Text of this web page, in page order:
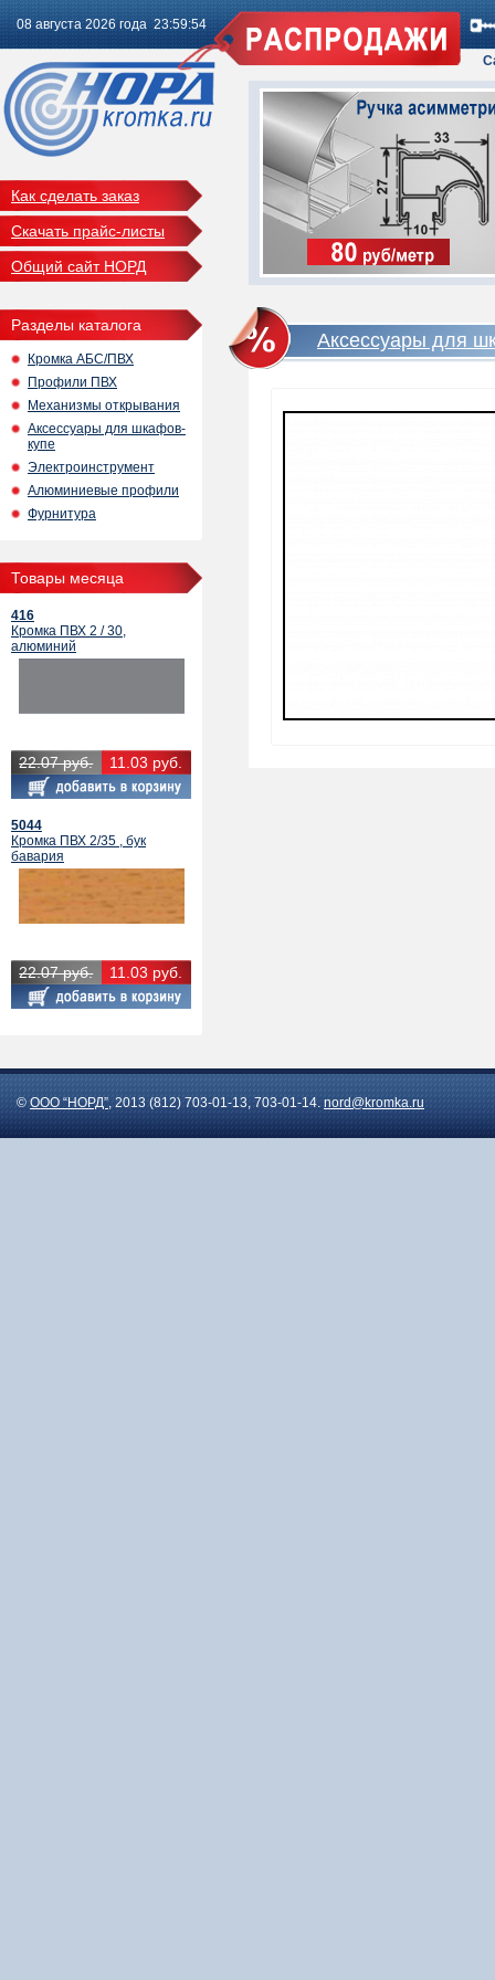
08 августа 2026 года 23:59:54
Как сделать заказ
Скачать прайс-листы
Общий сайт НОРД
Разделы каталога
Кромка АБС/ПВХ
Профили ПВХ
Механизмы открывания
Аксессуары для шкафов-
купе
Электроинструмент
Алюминиевые профили
Фурнитура
Товары месяца
416
Кромка ПВХ 2 / 30,
алюминий
22.07 руб. 11.03 руб.
5044
Кромка ПВХ 2/35 , бук
бавария
22.07 руб. 11.03 руб.
Аксессуары для
© ООО “НОРД”, 2013 (812) 703-01-13, 703-01-14. nord@kromka.ru